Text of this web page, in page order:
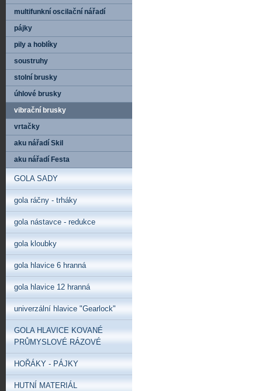
multifunkní oscilační nářadí
pájky
pily a hoblíky
soustruhy
stolní brusky
úhlové brusky
vibrační brusky
vrtačky
aku nářadí Skil
aku nářadí Festa
GOLA SADY
gola ráčny - trháky
gola nástavce - redukce
gola kloubky
gola hlavice 6 hranná
gola hlavice 12 hranná
univerzální hlavice "Gearlock"
GOLA HLAVICE KOVANÉ
PRŮMYSLOVÉ RÁZOVÉ
HOŘÁKY - PÁJKY
HUTNÍ MATERIÁL